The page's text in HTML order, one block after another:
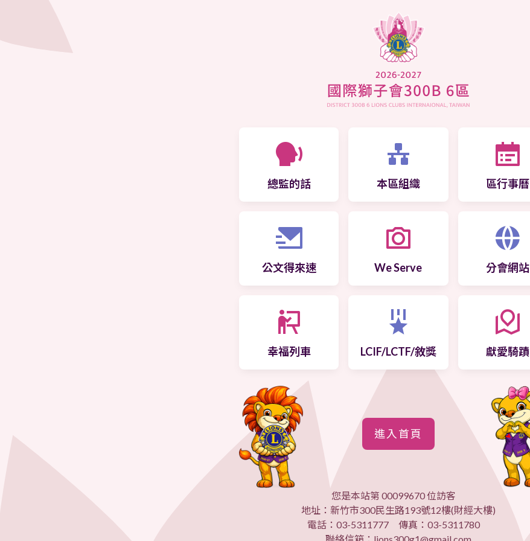
總監的話 本區組織 區行事曆
公文得來速 We Serve 分會網站
幸福列車 LCIF/LCTF/敘獎 獻愛騎蹟
進入首頁
您是本站第 00099670 位訪客
地址：新竹市300民生路193號12樓(財經大樓)
電話：03-5311777 傳真：03-5311780